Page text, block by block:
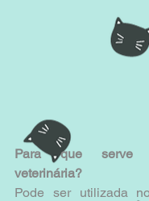
Para que serve
veterinária?
Pode ser utilizada